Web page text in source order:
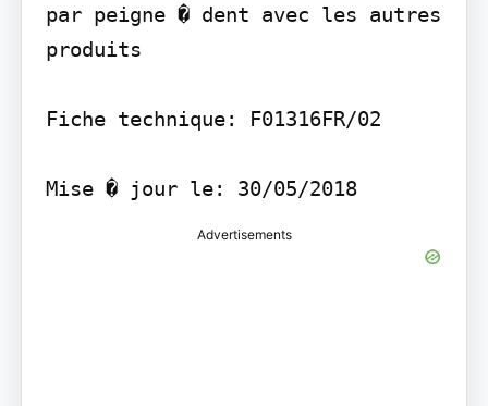
par peigne � dent avec les autres
produits
Fiche technique: F01316FR/02
Mise � jour le: 30/05/2018
Advertisements